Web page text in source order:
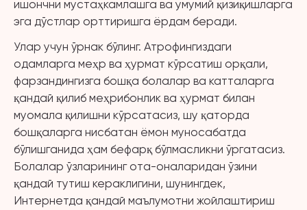
ишончни мустаҳкамлашга ва умумий қизиқишларга
эга дўстлар орттиришга ёрдам беради.
Улар учун ўрнак бўлинг. Атрофингиздаги
одамларга меҳр ва ҳурмат кўрсатиш орқали,
фарзандингизга бошқа болалар ва катталарга
қандай қилиб меҳрибонлик ва ҳурмат билан
муомала қилишни кўрсатасиз, шу қаторда
бошқаларга нисбатан ёмон муносабатда
бўлишганида ҳам бефарқ бўлмасликни ўргатасиз.
Болалар ўзларининг ота-оналаридан ўзини
қандай тутиш кераклигини, шунингдек,
Интернетда қандай маълумотни жойлаштириш